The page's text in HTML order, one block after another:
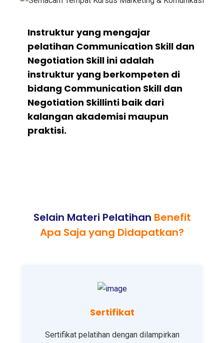
Instruktur yang mengajar
pelatihan Communication Skill dan
Negotiation Skill ini adalah
instruktur yang berkompeten di
bidang Communication Skill dan
Negotiation Skillinti baik dari
kalangan akademisi maupun
praktisi.
Selain Materi Pelatihan Benefit
Apa Saja yang Didapatkan?
Sertifikat
Sertifikat pelatihan dengan dilampirkan